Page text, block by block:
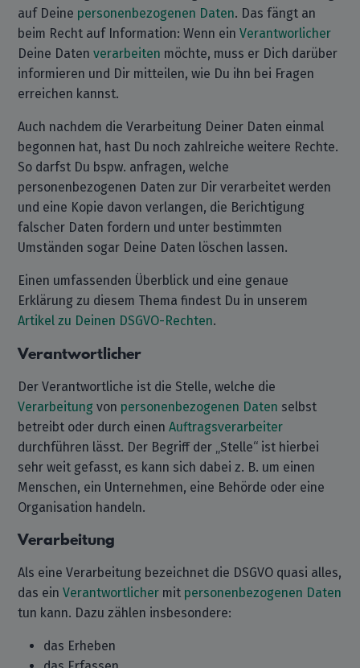
auf Deine personenbezogenen Daten. Das fängt an
beim Recht auf Information: Wenn einVerantworlicher
Deine Datenverarbeiten möchte, muss er Dich darüber
informieren und Dir mitteilen, wie Du ihn bei Fragen
erreichen kannst.
Auch nachdem die Verarbeitung Deiner Daten einmal
begonnen hat, hast Du noch zahlreiche weitere Rechte.
So darfst Du bspw. anfragen, welche
personenbezogenen Daten zur Dir verarbeitet werden
und eine Kopie davon verlangen, die Berichtigung
falscher Daten fordern und unter bestimmten
Umständen sogar Deine Daten löschen lassen.
Einen umfassenden Überblick und eine genaue
Erklärung zu diesem Thema findest Du in unserem
Artikel zu Deinen DSGVO-Rechten.
Verantwortlicher
Der Verantwortliche ist die Stelle, welche die
Verarbeitung von personenbezogenen Daten selbst
betreibt oder durch einenAuftragsverarbeiter
durchführen lässt. Der Begriff der „Stelle“ ist hierbei
sehr weit gefasst, es kann sich dabei z. B. um einen
Menschen, ein Unternehmen, eine Behörde oder eine
Organisation handeln.
Verarbeitung
Als eine Verarbeitung bezeichnet die DSGVO quasi alles,
das einVerantwortlicher mit personenbezogenen Daten
tun kann. Dazu zählen insbesondere:
das Erheben